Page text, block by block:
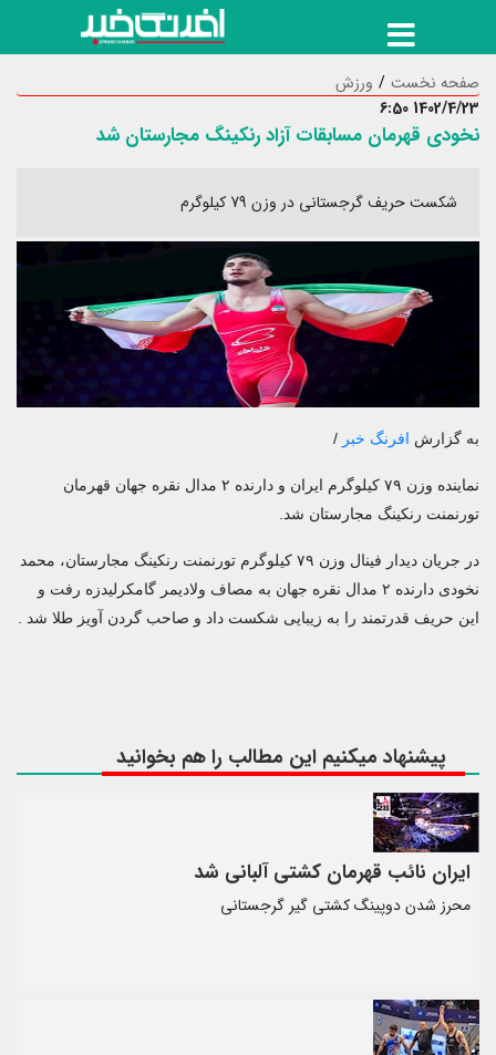
صفحه نخست
ورزش
1402/4/23 6:50
نخودی قهرمان مسابقات آزاد رنکینگ مجارستان شد
شکست حریف گرجستانی در وزن 79 کیلوگرم
به گزارش افرنگ خبر /
نماینده وزن ۷۹ کیلوگرم ایران و دارنده ۲ مدال نقره جهان قهرمان
تورنمنت رنکینگ مجارستان شد.
در جریان دیدار فینال وزن ۷۹ کیلوگرم تورنمنت رنکینگ مجارستان، محمد
نخودی دارنده ۲ مدال نقره جهان
به مصاف ولادیمر گامکرلیدزه رفت و
این حریف قدرتمند را به زیبایی شکست داد و صاحب گردن آویز طلا شد .
پیشنهاد میکنیم این مطالب را هم بخوانید
ایران نائب قهرمان کشتی آلبانی شد
محرز شدن دوپینگ کشتی گیر گرجستانی